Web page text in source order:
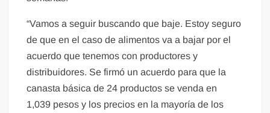
“Vamos a seguir buscando que baje. Estoy seguro
de que en el caso de alimentos va a bajar por el
acuerdo que tenemos con productores y
distribuidores. Se firmó un acuerdo para que la
canasta básica de 24 productos se venda en
1,039 pesos y los precios en la mayoría de los